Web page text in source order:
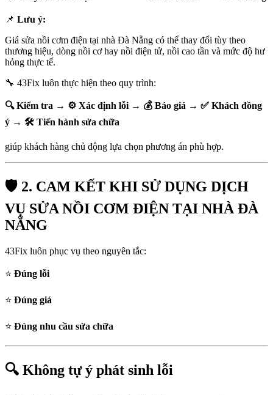
📌 Lưu ý:
Giá sửa nồi cơm điện tại nhà Đà Nẵng có thể thay đổi tùy theo
thương hiệu, dòng nồi cơ hay nồi điện tử, nồi cao tần và mức độ hư
hỏng thực tế.
🔧 43Fix luôn thực hiện theo quy trình:
🔍 Kiểm tra → ⚙️ Xác định lỗi → 💰 Báo giá → ✅ Khách đồng
ý → 🛠️ Tiến hành sửa chữa
giúp khách hàng chủ động lựa chọn phương án phù hợp.
🛡️ 2. CAM KẾT KHI SỬ DỤNG DỊCH
VỤ SỬA NỒI CƠM ĐIỆN TẠI NHÀ ĐÀ
NẴNG
43Fix luôn phục vụ theo nguyên tắc:
⭐ Đúng lỗi
⭐ Đúng giá
⭐ Đúng nhu cầu sửa chữa
🔍 Không tự ý phát sinh lỗi